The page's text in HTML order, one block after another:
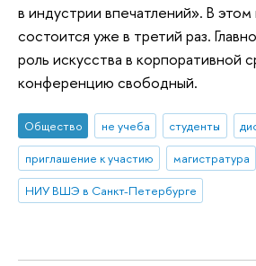
в индустрии впечатлений». В
состоится уже в третий раз.
роль искусства в корпоративной
конференцию свободный.
Общество не учеба студенты
приглашение к участию
магистратура
НИУ ВШЭ в Санкт-Петербурге